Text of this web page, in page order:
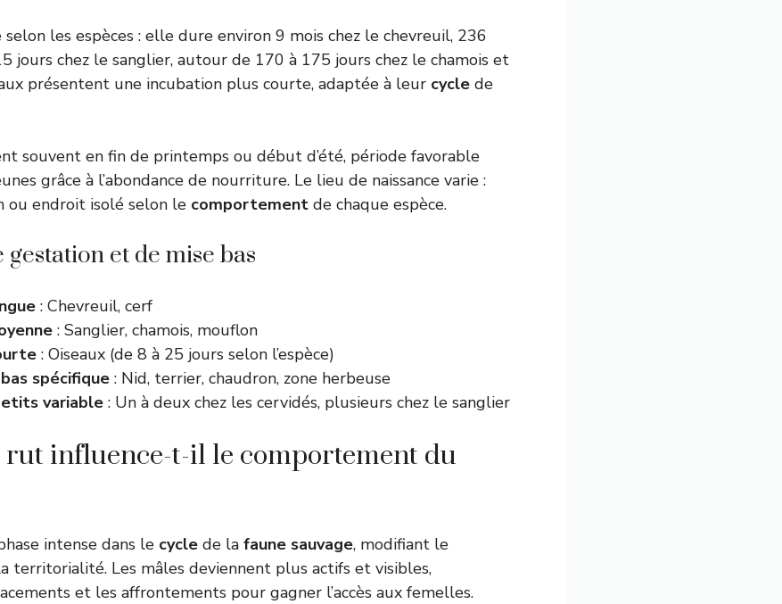
les espèces : elle dure environ 9 mois chez le chevreuil, 236
jours chez le sanglier, autour de 170 à 175 jours chez le chamois et
présentent une incubation plus courte, adaptée à leur cycle de
souvent en fin de printemps ou début d’été, période favorable
grâce à l’abondance de nourriture. Le lieu de naissance varie :
ou endroit isolé selon le comportement de chaque espèce.
et de mise bas
: Chevreuil, cerf
: Sanglier, chamois, mouflon
: Oiseaux (de 8 à 25 jours selon l’espèce)
spécifique : Nid, terrier, chaudron, zone herbeuse
variable : Un à deux chez les cervidés, plusieurs chez le sanglier
rut influence-t-il le comportement du
intense dans le cycle de la faune sauvage, modifiant le
territorialité. Les mâles deviennent plus actifs et visibles,
et les affrontements pour gagner l’accès aux femelles.